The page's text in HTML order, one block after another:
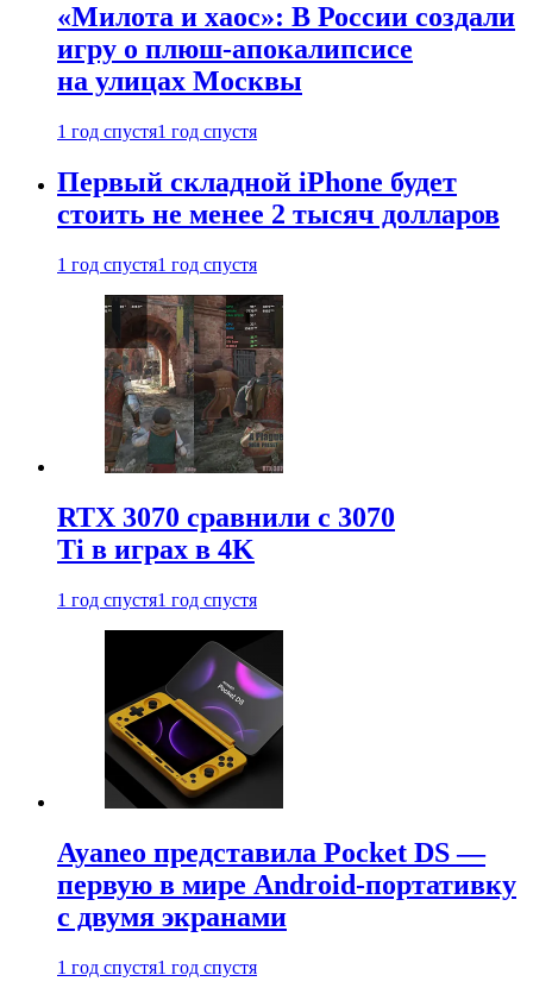
«Милота и хаос»: В России создали
игру о плюш-апокалипсисе
на улицах Москвы
1 год спустя1 год спустя
Первый складной iPhone будет
стоить не менее 2 тысяч долларов
1 год спустя1 год спустя
RTX 3070 сравнили с 3070
Ti в играх в 4K
1 год спустя1 год спустя
Ayaneo представила Pocket DS —
первую в мире Android-портативку
с двумя экранами
1 год спустя1 год спустя